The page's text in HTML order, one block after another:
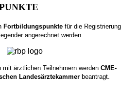
Fortbildungspunktefür die Registrierung
angerechnet werden.
mit ärztlichen Teilnehmern werdenCME-
Landesärztekammer beantragt.